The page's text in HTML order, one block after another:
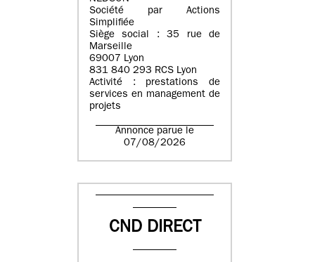
Société par Actions
Simplifiée
Siège social : 35 rue de
Marseille
69007 Lyon
831 840 293 RCS Lyon
Activité : prestations de
services en management de
projets
Annonce parue le
07/08/2026
CND DIRECT